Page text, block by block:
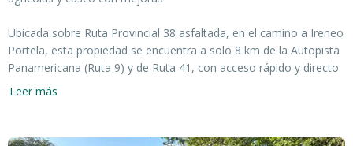
Ubicada sobre Ruta Provincial 38 asfaltada, en el camino a Ireneo
Portela, esta propiedad se encuentra a solo 8 km de la Autopista
Panamericana (Ruta 9) y de Ruta 41, con acceso rápido y directo
durante todo el año.
aproximadamente 12 hectáreas agrícolas de suelo alto, aptas
Leer más